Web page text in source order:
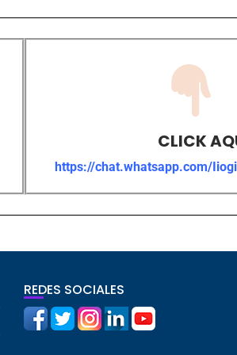
CLICK
https://chat.whatsapp.com/
REDES SOCIALES